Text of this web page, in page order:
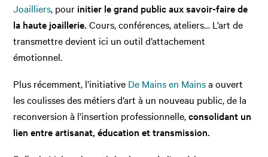
Joailliers, pour initier le grand public aux savoir-faire de
la haute joaillerie. Cours, conférences, ateliers… L’art de
transmettre devient ici un outil d’attachement
émotionnel.
Plus récemment, l’initiative De Mains en Mainsa ouvert
les coulisses des métiers d’art à un nouveau public, de la
reconversion à l’insertion professionnelle,consolidant un
lien entre artisanat, éducation et transmission.